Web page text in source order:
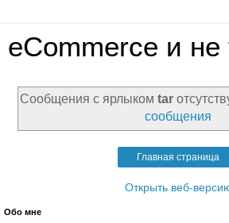
eCommerce и не
Сообщения с ярлыкомtar
сообщения
Главная страница
Открыть веб-
Обо мне